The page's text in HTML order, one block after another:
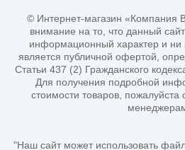
© Интернет-магазин
внимание на то, что данный
информационный характер и ни
является публичной офертой,
Статьи 437 (2) Гражданского
Для получения подробной
стоимости товаров,
"Наш сайт может использовать